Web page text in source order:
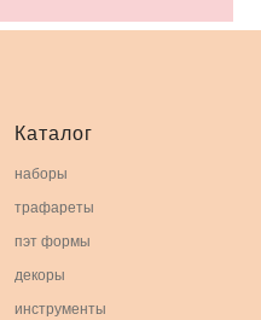
Каталог
наборы
трафареты
пэт формы
декоры
инструменты